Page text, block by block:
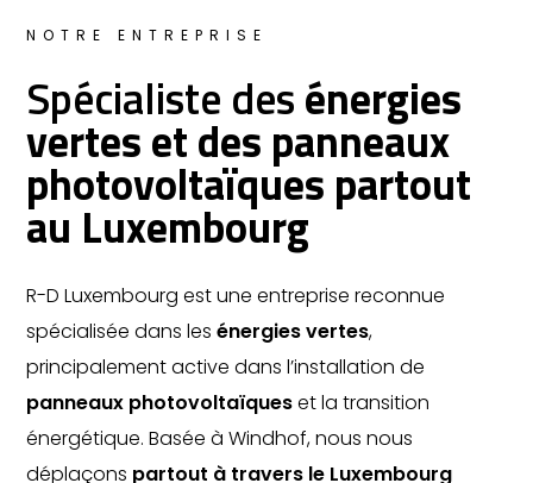
NOTRE ENTREPRISE
Spécialiste desénergies
vertes et des panneaux
photovoltaïques partout
au Luxembourg
R-D Luxembourg est une entreprise reconnue
spécialisée dans lesénergies vertes,
principalement active dans l’installation de
panneaux photovoltaïqueset la transition
énergétique. Basée à Windhof, nous nous
déplaçons partout à travers le Luxembourg